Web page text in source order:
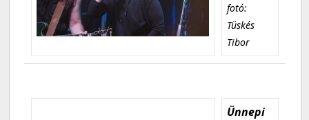
fotó:
Tüskés
Tibor
Ünnepi